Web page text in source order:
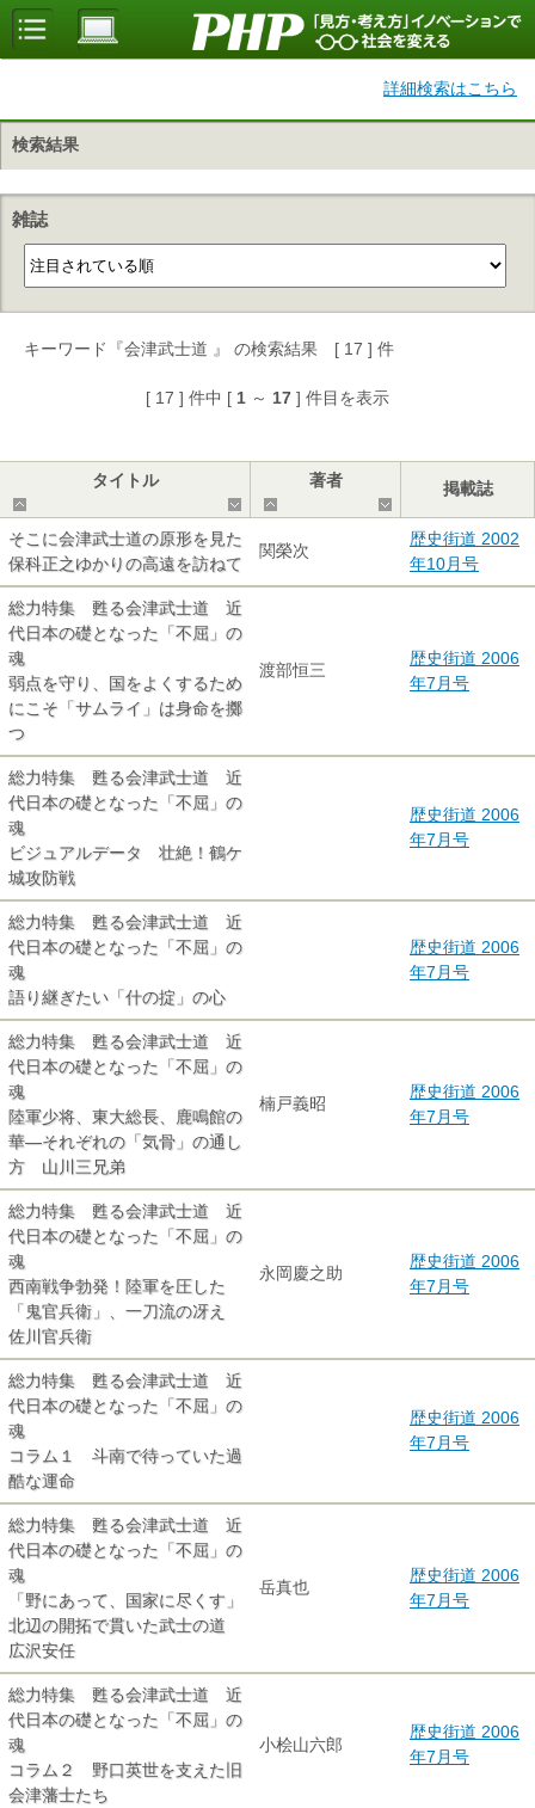
詳細検索はこちら
検索結果
雑誌
キーワード『会津武士道 』 の検索結果 [ 17 ] 件
[ 17 ] 件中 [ 1 ～ 17 ] 件目を表示
タイトル
著者
掲載誌
そこに会津武士道の原形を見た
保科正之ゆかりの高遠を訪ねて
関榮次
歴史街道 2002
年10月号
総力特集 甦る会津武士道 近
代日本の礎となった「不屈」の
魂
弱点を守り、国をよくするため
にこそ「サムライ」は身命を擲
つ
渡部恒三
歴史街道 2006
年7月号
総力特集 甦る会津武士道 近
代日本の礎となった「不屈」の
魂
ビジュアルデータ 壮絶！鶴ケ
城攻防戦
歴史街道 2006
年7月号
総力特集 甦る会津武士道 近
代日本の礎となった「不屈」の
魂
語り継ぎたい「什の掟」の心
歴史街道 2006
年7月号
総力特集 甦る会津武士道 近
代日本の礎となった「不屈」の
魂
陸軍少将、東大総長、鹿鳴館の
華―それぞれの「気骨」の通し
方 山川三兄弟
楠戸義昭
歴史街道 2006
年7月号
総力特集 甦る会津武士道 近
代日本の礎となった「不屈」の
魂
西南戦争勃発！陸軍を圧した
「鬼官兵衛」、一刀流の冴え
佐川官兵衛
永岡慶之助
歴史街道 2006
年7月号
総力特集 甦る会津武士道 近
代日本の礎となった「不屈」の
魂
コラム１ 斗南で待っていた過
酷な運命
歴史街道 2006
年7月号
総力特集 甦る会津武士道 近
代日本の礎となった「不屈」の
魂
「野にあって、国家に尽くす」
北辺の開拓で貫いた武士の道
広沢安任
岳真也
歴史街道 2006
年7月号
総力特集 甦る会津武士道 近
代日本の礎となった「不屈」の
魂
コラム２ 野口英世を支えた旧
会津藩士たち
小桧山六郎
歴史街道 2006
年7月号